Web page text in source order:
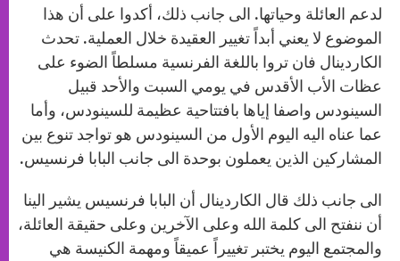
لدعم العائلة وحياتها. الى جانب ذلك، أكدوا على أن هذا
الموضوع لا يعني أبداً تغيير العقيدة خلال العملية. تحدث
الكاردينال فان تروا باللغة الفرنسية مسلطاً الضوء على
عظات الأب الأقدس في يومي السبت والأحد قبيل
السينودس واصفا إياها بافتتاحية عظيمة للسينودس، وأما
عما عناه اليه اليوم الأول من السينودس هو تواجد تنوع بين
المشاركين الذين يعملون بوحدة الى جانب البابا فرنسيس.
الى جانب ذلك قال الكاردينال أن البابا فرنسيس يشير الينا
أن ننفتح الى كلمة الله وعلى الآخرين وعلى حقيقة العائلة،
والمجتمع اليوم يختبر تغييراً عميقاً ومهمة الكنيسة هي